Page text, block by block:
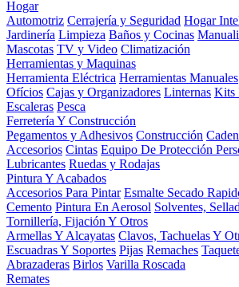
Hogar
Automotriz Cerrajería y Seguridad Hogar
Jardinería Limpieza Baños y Cocinas
Mascotas TV y Video Climatización
Herramientas y Maquinas
Herramienta Eléctrica Herramientas Manuales
Ofícios Cajas y Organizadores Linternas Kits
Escaleras Pesca
Ferretería Y Construcción
Pegamentos y Adhesivos Construcción
Accesorios Cintas Equipo De Protección
Lubricantes Ruedas y Rodajas
Pintura Y Acabados
Accesorios Para Pintar Esmalte Secado
Cemento Pintura En Aerosol Solventes,
Tornillería, Fijación Y Otros
Armellas Y Alcayatas Clavos, Tachuelas Y
Escuadras Y Soportes Pijas Remaches
Abrazaderas Birlos Varilla Roscada
Remates